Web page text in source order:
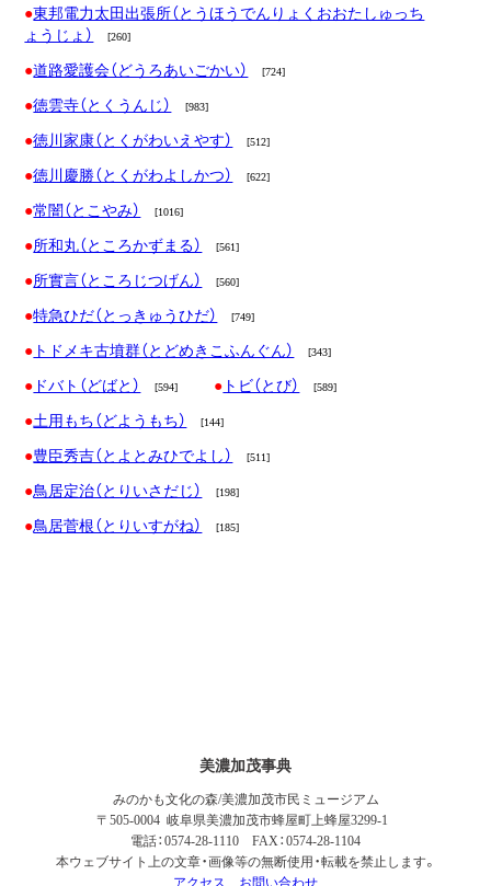
東邦電力太田出張所（とうほうでんりょくおおたしゅっち
ょうじょ）
[260]
道路愛護会（どうろあいごかい） [724]
徳雲寺（とくうんじ） [983]
徳川家康（とくがわいえやす） [512]
徳川慶勝（とくがわよしかつ） [622]
常闇（とこやみ） [1016]
所和丸（ところかずまる） [561]
所實言（ところじつげん） [560]
特急ひだ（とっきゅうひだ） [749]
トドメキ古墳群（とどめきこふんぐん） [343]
ドバト（どばと） [594] トビ（とび） [589]
土用もち（どようもち） [144]
豊臣秀吉（とよとみひでよし） [511]
鳥居定治（とりいさだじ） [198]
鳥居菅根（とりいすがね） [185]
美濃加茂事典
みのかも文化の森/美濃加茂市民ミュージアム
〒505-0004 岐阜県美濃加茂市蜂屋町上蜂屋3299-1
電話：0574-28-1110 FAX：0574-28-1104
本ウェブサイト上の文章・画像等の無断使用・転載を禁止します。
アクセス
お問い合わせ